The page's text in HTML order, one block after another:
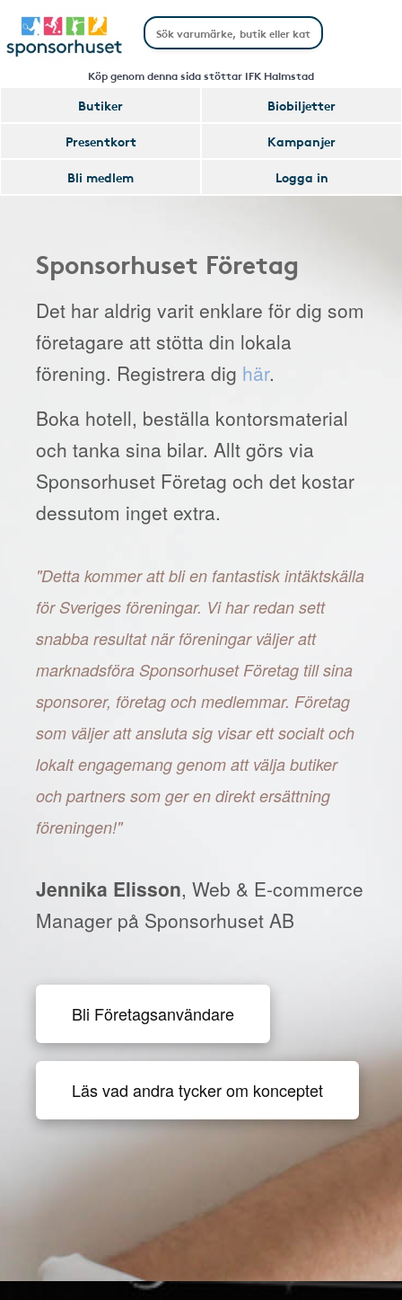
Köp genom denna sida stöttar IFK Halmstad
Butiker
Biobiljetter
Presentkort
Kampanjer
Bli medlem
Logga in
Sponsorhuset Företag
Det har aldrig varit enklare för dig som
företagare att stötta din lokala
förening. Registrera dig här.
Boka hotell, beställa kontorsmaterial
och tanka sina bilar. Allt görs via
Sponsorhuset Företag och det kostar
dessutom inget extra.
"Detta kommer att bli en fantastisk intäktskälla
för Sveriges föreningar. Vi har redan sett
snabba resultat när föreningar väljer att
marknadsföra Sponsorhuset Företag till sina
sponsorer, företag och medlemmar. Företag
som väljer att ansluta sig visar ett socialt och
lokalt engagemang genom att välja butiker
och partners som ger en direkt ersättning
föreningen!"
Jennika Elisson, Web & E-commerce
Manager på Sponsorhuset AB
Bli Företagsanvändare
Läs vad andra tycker om konceptet